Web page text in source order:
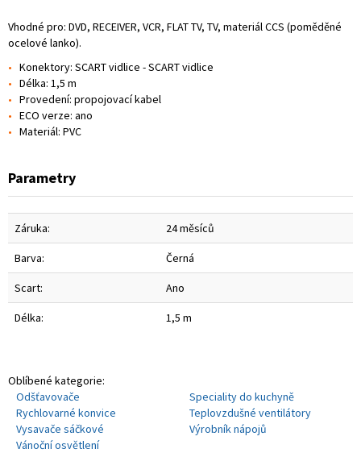
Vhodné pro: DVD, RECEIVER, VCR, FLAT TV, TV, materiál CCS (poměděné
ocelové lanko).
Konektory: SCART vidlice - SCART vidlice
Délka: 1,5 m
Provedení: propojovací kabel
ECO verze: ano
Materiál: PVC
Parametry
Záruka: 24 měsíců
Barva: Černá
Scart: Ano
Délka: 1,5 m
Oblíbené kategorie:
Odšťavovače
Speciality do kuchyně
Rychlovarné konvice
Teplovzdušné ventilátory
Vysavače sáčkové
Výrobník nápojů
Vánoční osvětlení